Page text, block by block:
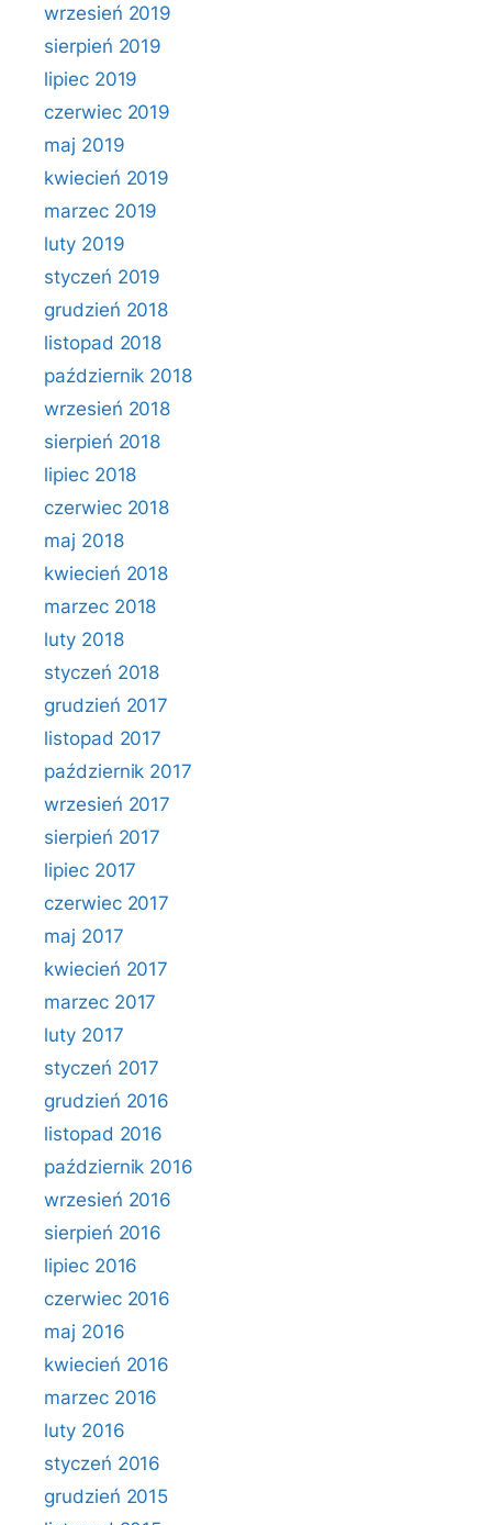
wrzesień 2019
sierpień 2019
lipiec 2019
czerwiec 2019
maj 2019
kwiecień 2019
marzec 2019
luty 2019
styczeń 2019
grudzień 2018
listopad 2018
październik 2018
wrzesień 2018
sierpień 2018
lipiec 2018
czerwiec 2018
maj 2018
kwiecień 2018
marzec 2018
luty 2018
styczeń 2018
grudzień 2017
listopad 2017
październik 2017
wrzesień 2017
sierpień 2017
lipiec 2017
czerwiec 2017
maj 2017
kwiecień 2017
marzec 2017
luty 2017
styczeń 2017
grudzień 2016
listopad 2016
październik 2016
wrzesień 2016
sierpień 2016
lipiec 2016
czerwiec 2016
maj 2016
kwiecień 2016
marzec 2016
luty 2016
styczeń 2016
grudzień 2015